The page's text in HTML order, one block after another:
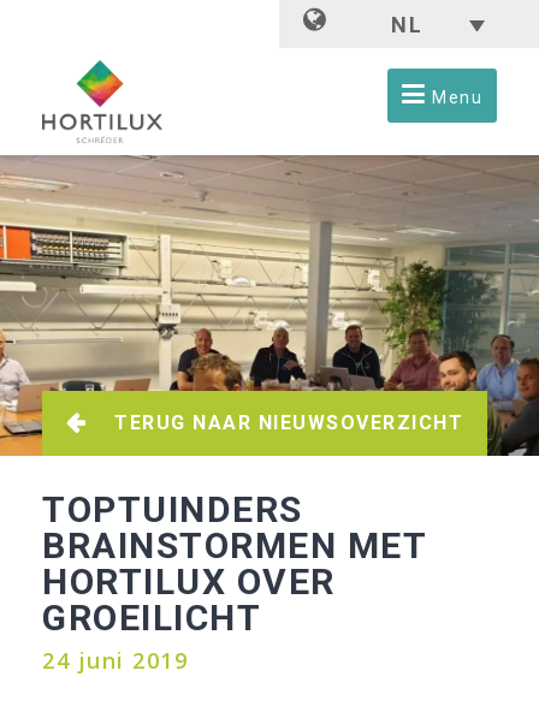
NL
Menu
TERUG NAAR NIEUWSOVERZICHT
TOPTUINDERS
BRAINSTORMEN MET
HORTILUX OVER
GROEILICHT
24 juni 2019